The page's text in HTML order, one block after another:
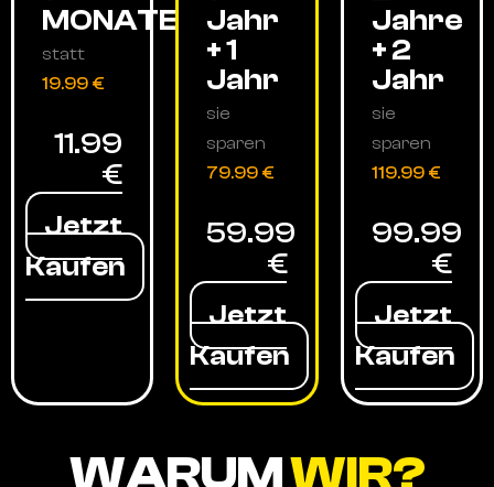
MONATE
statt
19.99 €
11.99
€
Jetzt
Kaufen
Jahr
+ 1
Jahr
sie
sparen
79.99 €
59.99
€
Jetzt
Kaufen
Jahre
+ 2
Jahr
sie
sparen
119.99 €
99.99
€
Jetzt
Kaufen
WARUMWIR?